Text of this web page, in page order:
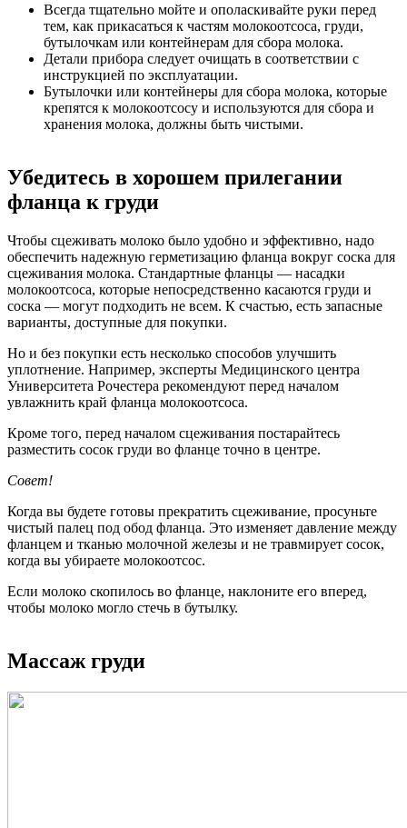
Всегда тщательно мойте и ополаскивайте руки перед
тем, как прикасаться к частям молокоотсоса, груди,
бутылочкам или контейнерам для сбора молока.
Детали прибора следует очищать в соответствии с
инструкцией по эксплуатации.
Бутылочки или контейнеры для сбора молока, которые
крепятся к молокоотсосу и используются для сбора и
хранения молока, должны быть чистыми.
Убедитесь в хорошем прилегании
фланца к груди
Чтобы сцеживать молоко было удобно и эффективно, надо
обеспечить надежную герметизацию фланца вокруг соска для
сцеживания молока. Стандартные фланцы — насадки
молокоотсоса, которые непосредственно касаются груди и
соска — могут подходить не всем. К счастью, есть запасные
варианты, доступные для покупки.
Но и без покупки есть несколько способов улучшить
уплотнение. Например, эксперты Медицинского центра
Университета Рочестера рекомендуют перед началом
увлажнить край фланца молокоотсоса.
Кроме того, перед началом сцеживания постарайтесь
разместить сосок груди во фланце точно в центре.
Совет!
Когда вы будете готовы прекратить сцеживание, просуньте
чистый палец под обод фланца. Это изменяет давление между
фланцем и тканью молочной железы и не травмирует сосок,
когда вы убираете молокоотсос.
Если молоко скопилось во фланце, наклоните его вперед,
чтобы молоко могло стечь в бутылку.
Массаж груди